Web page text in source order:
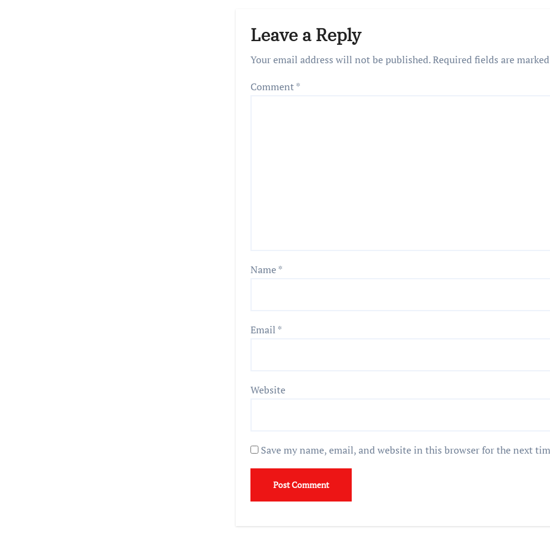
Leave a Reply
Your email address will not be published.Required fields are
Comment*
Name*
Email *
Website
Save my name, email, and website in this browser for the next